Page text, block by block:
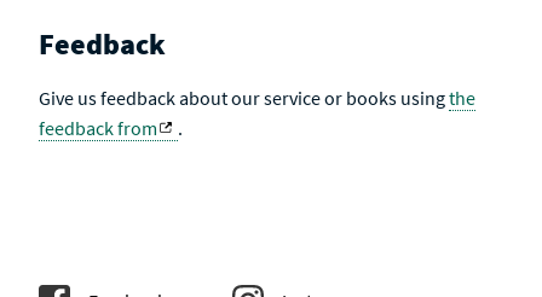
Feedback
Give us feedback about our service or books usingthe
feedback from
.